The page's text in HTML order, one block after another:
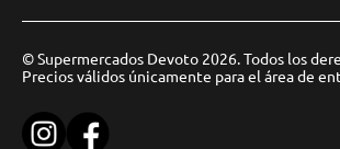
© Supermercados Devoto 2026. Todos los
Precios válidos únicamente para el área de